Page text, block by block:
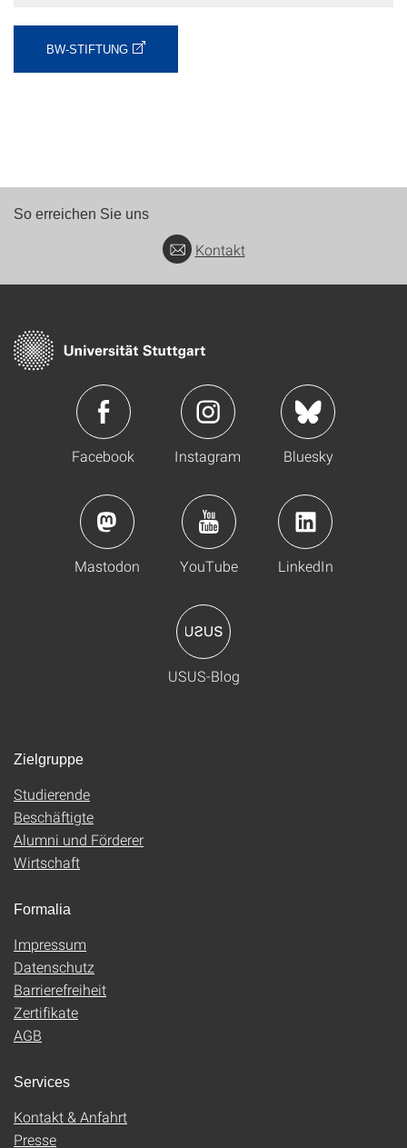
BW-STIFTUNG
So erreichen Sie uns
Kontakt
Facebook Instagram Bluesky
Mastodon YouTube LinkedIn
USUS-Blog
Zielgruppe
Studierende
Beschäftigte
Alumni und Förderer
Wirtschaft
Formalia
Impressum
Datenschutz
Barrierefreiheit
Zertifikate
AGB
Services
Kontakt & Anfahrt
Presse